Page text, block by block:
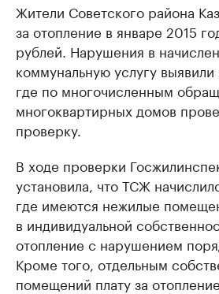
Жители Советского района
за отопление в январе 2015
рублей. Нарушения в
коммунальную услугу
где по многочисленным
многоквартирных домов
проверку.
В ходе проверки
установила, что ТСЖ
где имеются нежилые
в индивидуальной
отопление с нарушением
Кроме того, отдельным
помещений плату за